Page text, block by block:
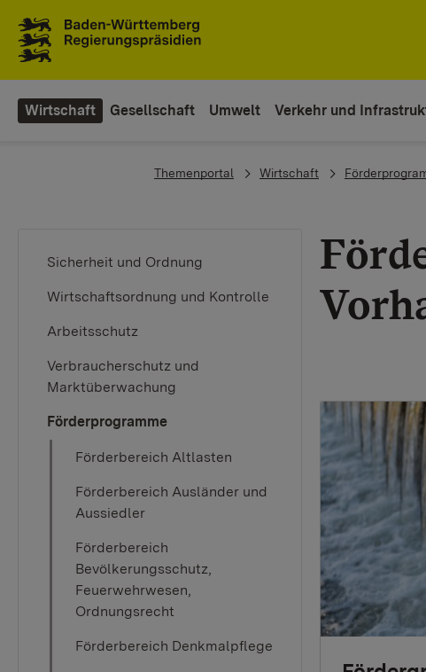
Wirtschaft Gesellschaft Umwelt Verkehr und
You are here:
Themenportal Wirtschaft
Sicherheit und Ordnung
Wirtschaftsordnung und Kontrolle
Arbeitsschutz
Verbraucherschutz und
Marktüberwachung
Förderprogramme
Förderbereich Altlasten
Förderbereich Ausländer und
Aussiedler
Förderbereich
Bevölkerungsschutz,
Feuerwehrwesen,
Ordnungsrecht
Förderbereich Denkmalpflege